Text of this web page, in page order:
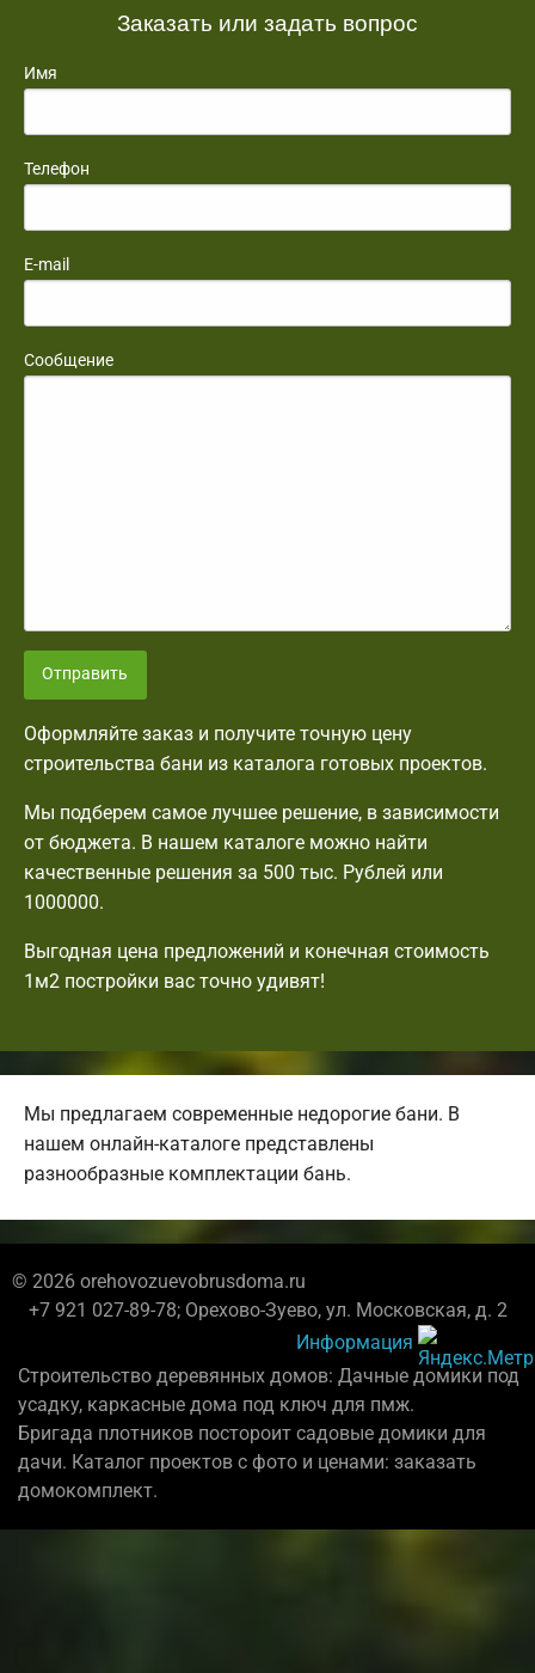
Заказать или задать вопрос
Имя
Телефон
E-mail
Сообщение
Отправить
Оформляйте заказ и получите точную цену
строительства бани из каталога готовых проектов.
Мы подберем самое лучшее решение, в зависимости
от бюджета. В нашем каталоге можно найти
качественные решения за 500 тыс. Рублей или
1000000.
Выгодная цена предложений и конечная стоимость
1м2 постройки вас точно удивят!
Мы предлагаем современные недорогие бани. В
нашем онлайн-каталоге представлены
разнообразные комплектации бань.
© 2026 orehovozuevobrusdoma.ru
+7 921 027-89-78; Орехово-Зуево, ул. Московская, д. 2
Информация
Строительство деревянных домов: Дачные домики под
усадку, каркасные дома под ключ для пмж.
Бригада плотников постороит садовые домики для
дачи. Каталог проектов с фото и ценами: заказать
домокомплект.